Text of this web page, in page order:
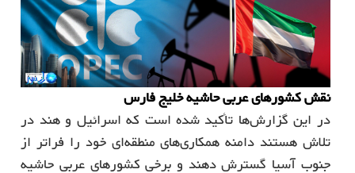
نقش کشورهای عربی حاشیه خلیج فارس
در این گزارش‌ها تأکید شده است که اسرائیل و هند در
تلاش هستند دامنه همکاری‌های منطقه‌ای خود را فراتر از
جنوب آسیا گسترش دهند و برخی کشورهای عربی حاشیه